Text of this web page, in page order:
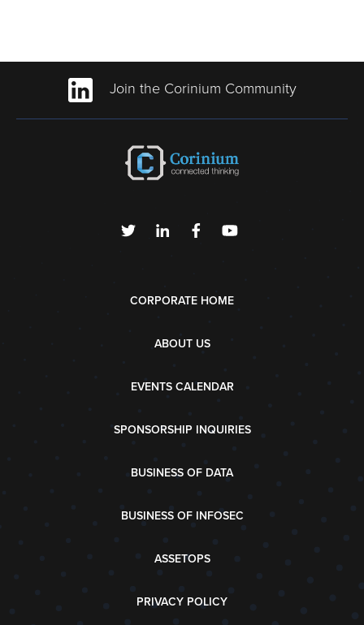
Join the Corinium Community
CORPORATE HOME
ABOUT US
EVENTS CALENDAR
SPONSORSHIP INQUIRIES
BUSINESS OF DATA
BUSINESS OF INFOSEC
ASSETOPS
PRIVACY POLICY